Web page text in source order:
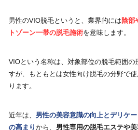
男性のVIO脱毛というと、業界的には陰部
トゾーン一帯の脱毛施術を意味します。
VIOという名称は、対象部位の脱毛範囲の
すが、もともとは女性向け脱毛の分野で
ります。
近年は、 男性の美容意識の向上とデリケ
の高まりから、 男性専用の脱毛エステや